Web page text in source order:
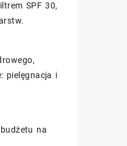
SPF 30,
pielęgnacja i
na